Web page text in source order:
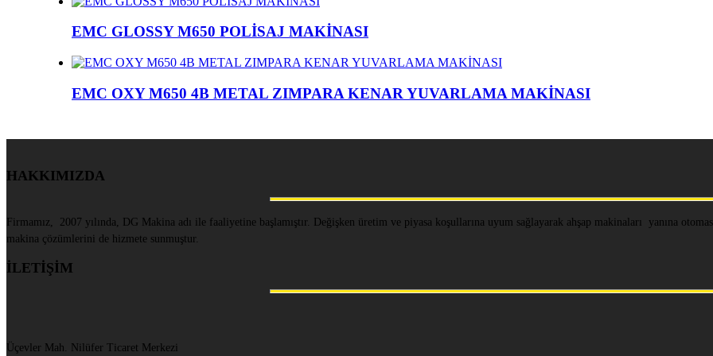
EMC GLOSSY M650 POLİSAJ MAKİNASI
EMC OXY M650 4B METAL ZIMPARA KENAR YUVARLAMA MAKİNASI
HAKKIMIZDA
Firmamız, 2007 yılında, DG Makina adı ile faaliyetine başlamıştır. Değişken üretim ve piyasa koşullarına uyum sağlayarak ahşap makinaları yanına
makina çözümlerini de hizmete sunmuştur.
İLETİŞİM
Üçevler Mah. Nilüfer Ticaret Merkezi